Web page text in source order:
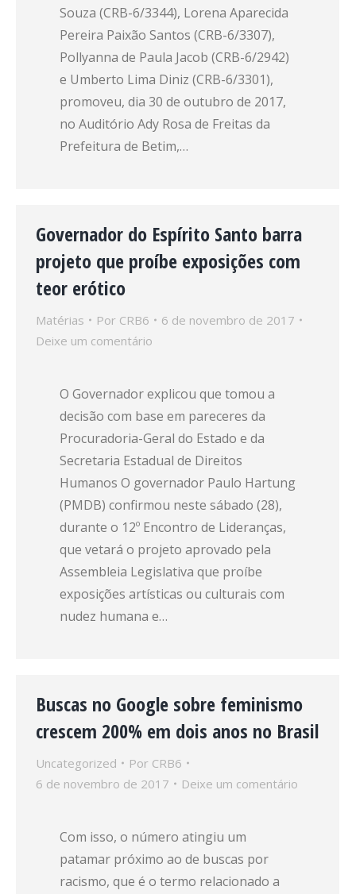
Souza (CRB-6/3344), Lorena Aparecida
Pereira Paixão Santos (CRB-6/3307),
Pollyanna de Paula Jacob (CRB-6/2942)
e Umberto Lima Diniz (CRB-6/3301),
promoveu, dia 30 de outubro de 2017,
no Auditório Ady Rosa de Freitas da
Prefeitura de Betim,…
Governador do Espírito Santo barra
projeto que proíbe exposições com
teor erótico
Matérias Por CRB6
6 de novembro de 2017
Deixe um comentário
O Governador explicou que tomou a
decisão com base em pareceres da
Procuradoria-Geral do Estado e da
Secretaria Estadual de Direitos
Humanos O governador Paulo Hartung
(PMDB) confirmou neste sábado (28),
durante o 12º Encontro de Lideranças,
que vetará o projeto aprovado pela
Assembleia Legislativa que proíbe
exposições artísticas ou culturais com
nudez humana e…
Buscas no Google sobre feminismo
crescem 200% em dois anos no Brasil
Uncategorized Por CRB6
6 de novembro de 2017
Deixe um comentário
Com isso, o número atingiu um
patamar próximo ao de buscas por
racismo, que é o termo relacionado a